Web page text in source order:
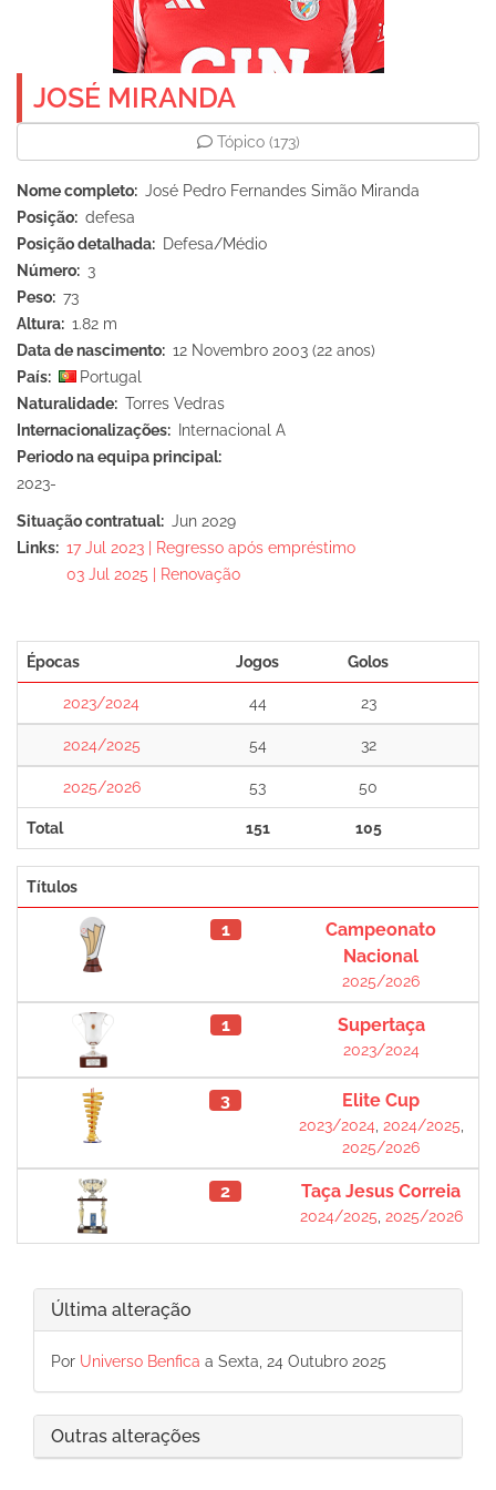
JOSÉ MIRANDA
Tópico(173)
Nome completo
José Pedro Fernandes Simão Miranda
Posição
defesa
Posição detalhada
Defesa/Médio
Número
3
Peso
73
Altura
1.82 m
Data de nascimento
12 Novembro 2003 (22 anos)
País
Portugal
Naturalidade
Torres Vedras
Internacionalizações
Internacional A
Periodo na equipa principal
2023-
Situação contratual
Jun 2029
Links
17 Jul 2023 | Regresso após empréstimo
03 Jul 2025 | Renovação
Épocas Jogos Golos
2023/2024 44 23
2024/2025 54 32
2025/2026 53 50
Total 151 105
Títulos
1
Campeonato
Nacional
2025/2026
1 Supertaça
2023/2024
3 Elite Cup
2023/2024, 2024/2025
2025/2026
2 Taça Jesus Correia
2024/2025 2025/2026
Última alteração
Por Universo Benfica a Sexta, 24 Outubro 2025
Outras alterações